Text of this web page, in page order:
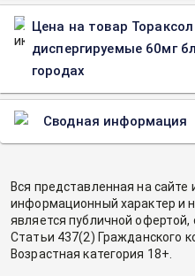
Цена на товар
диспергируемые 60мг
городах
Сводная информация
Вся представленная на
информационный характер и
является публичной
Статьи 437(2) Гражданского
Возрастная категория 18+.